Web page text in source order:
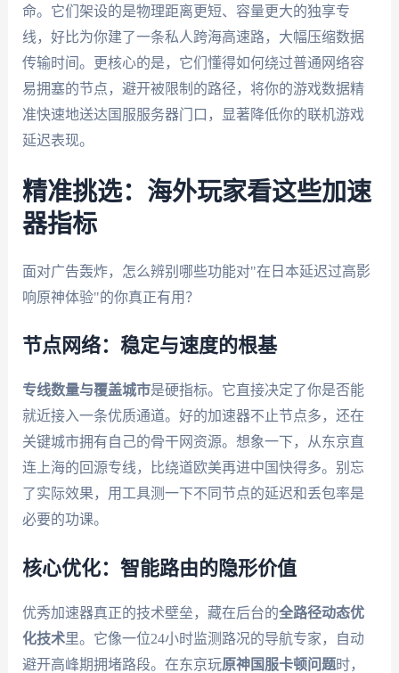
命。它们架设的是物理距离更短、容量更大的独享专
线，好比为你建了一条私人跨海高速路，大幅压缩数据
传输时间。更核心的是，它们懂得如何绕过普通网络容
易拥塞的节点，避开被限制的路径，将你的游戏数据精
准快速地送达国服服务器门口，显著降低你的联机游戏
延迟表现。
精准挑选：海外玩家看这些加速
器指标
面对广告轰炸，怎么辨别哪些功能对"在日本延迟过高影
响原神体验"的你真正有用？
节点网络：稳定与速度的根基
专线数量与覆盖城市是硬指标。它直接决定了你是否能
就近接入一条优质通道。好的加速器不止节点多，还在
关键城市拥有自己的骨干网资源。想象一下，从东京直
连上海的回源专线，比绕道欧美再进中国快得多。别忘
了实际效果，用工具测一下不同节点的延迟和丢包率是
必要的功课。
核心优化：智能路由的隐形价值
优秀加速器真正的技术壁垒，藏在后台的全路径动态优
化技术里。它像一位24小时监测路况的导航专家，自动
避开高峰期拥堵路段。在东京玩原神国服卡顿问题时，